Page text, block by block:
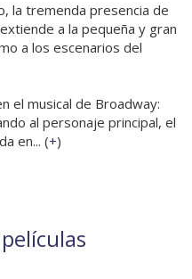
la tremenda presencia de
a la pequeña y gran
a los escenarios del
el musical de Broadway:
al personaje principal, el
en... (+)